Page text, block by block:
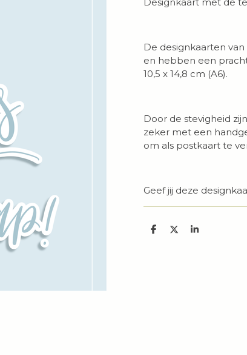
Designkaart met de
De designkaarten
en hebben een
10,5 x 14,8 cm (A6).
Door de stevigheid
zeker met een
om als postkaart te
Geef jij deze
D
D
S